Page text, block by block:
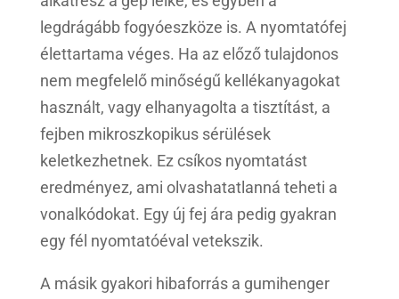
legdrágább fogyóeszköze is. A nyomtatófej
élettartama véges. Ha az előző tulajdonos
nem megfelelő minőségű kellékanyagokat
használt, vagy elhanyagolta a tisztítást, a
fejben mikroszkopikus sérülések
keletkezhetnek. Ez csíkos nyomtatást
eredményez, ami olvashatatlanná teheti a
vonalkódokat. Egy új fej ára pedig gyakran
egy fél nyomtatóéval vetekszik.
A másik gyakori hibaforrás a gumihenger